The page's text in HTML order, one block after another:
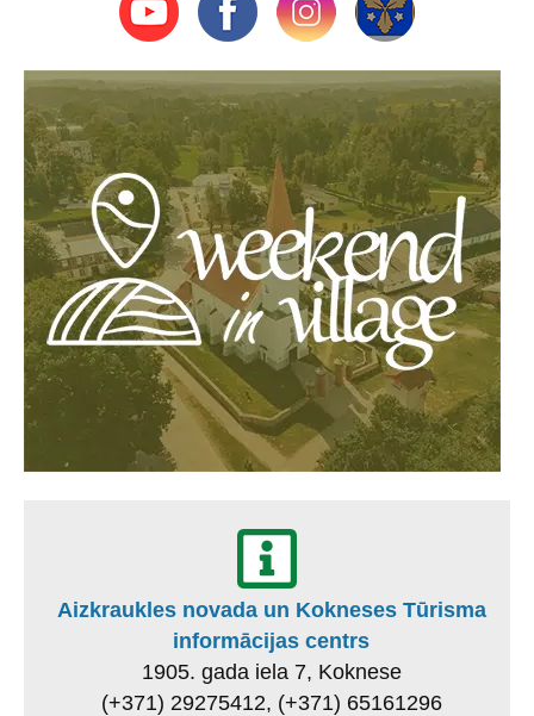
Aizkraukles novada un Kokneses Tūrisma
informācijas centrs
1905. gada iela 7, Koknese
(+371) 29275412, (+371) 65161296